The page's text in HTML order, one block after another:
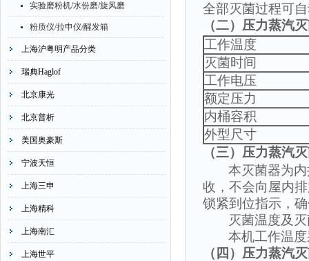
实验磨粉机/水份磨/旋风磨
粉质仪/拉申仪/醒发箱
上海沪粤明产品分类
瑞典Haglof
北京康光
北京普析
美国奥豪斯
宁波天恒
上海三申
上海精科
上海南汇
上海世平
全部灭菌过程可
（二） 压力蒸汽
工作温度
灭菌时间
工作电压
额定压力
内桶容积
外型尺寸
（三） 压力蒸汽
本灭菌器为
收，不会向屋内
锁紧到位指示，
灭菌温度及
本机工作温
（四） 压力蒸汽